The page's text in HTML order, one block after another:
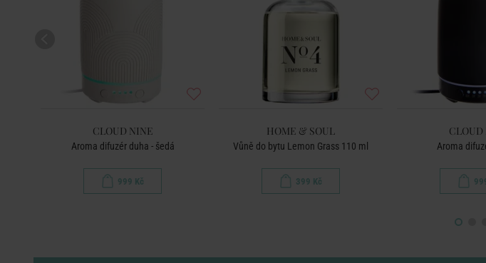
CLOUD NINE
Aroma difuzér duha - šedá
999 Kč
HOME & SOUL
Vůně do bytu Lemon Grass 110 ml
399 Kč
CLOUD
Aroma